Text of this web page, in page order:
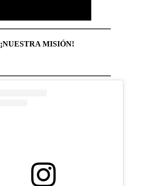
¡NUESTRA MISIÓN!